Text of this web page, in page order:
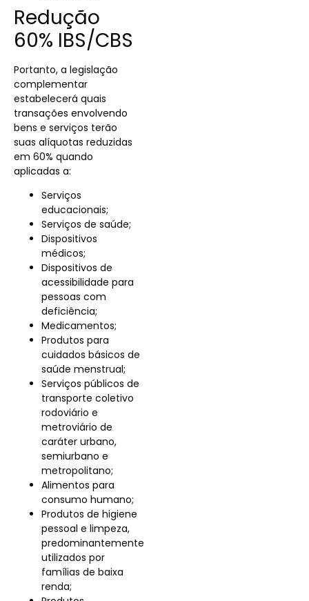
Redução
60% IBS/CBS
Portanto, a legislação
complementar
estabelecerá quais
transações envolvendo
bens e serviços terão
suas alíquotas reduzidas
em 60% quando
aplicadas a:
Serviços
educacionais;
Serviços de saúde;
Dispositivos
médicos;
Dispositivos de
acessibilidade para
pessoas com
deficiência;
Medicamentos;
Produtos para
cuidados básicos de
saúde menstrual;
Serviços públicos de
transporte coletivo
rodoviário e
metroviário de
caráter urbano,
semiurbano e
metropolitano;
Alimentos para
consumo humano;
Produtos de higiene
pessoal e limpeza,
predominantemente
utilizados por
famílias de baixa
renda;